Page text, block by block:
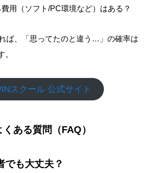
用（ソフト/PC環境など）はある？
ば、「思ってたのと違う…」の確率は
。
スクール 公式サイト
くある質問（FAQ）
でも大丈夫？